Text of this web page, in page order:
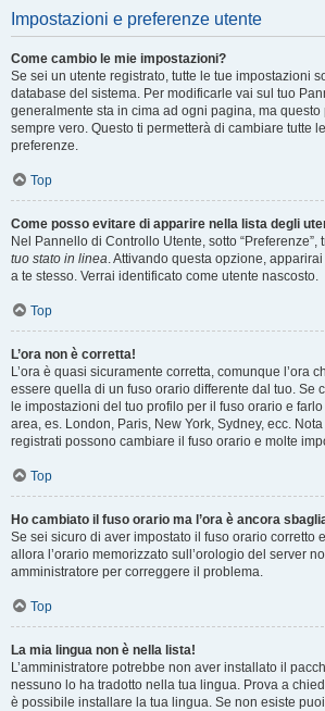
Impostazioni e preferenze utente
Come cambio le mie impostazioni?
Se sei un utente registrato, tutte le tue impostazioni
database del sistema. Per modificarle vai sul tuo
generalmente sta in cima ad ogni pagina, ma
sempre vero. Questo ti permetterà di cambiare tutte
preferenze.
Top
Come posso evitare di apparire nella lista degli
Nel Pannello di Controllo Utente, sotto “Preferenze”,
tuo stato in linea. Attivando questa opzione,
a te stesso. Verrai identificato come utente nascosto.
Top
L’ora non è corretta!
L’ora è quasi sicuramente corretta, comunque l’ora
essere quella di un fuso orario differente dal tuo. Se
le impostazioni del tuo profilo per il fuso orario e
area, es. London, Paris, New York, Sydney, ecc.
registrati possono cambiare il fuso orario e molte
Top
Ho cambiato il fuso orario ma l’ora è ancora
Se sei sicuro di aver impostato il fuso orario corretto
allora l’orario memorizzato sull’orologio del server
amministratore per correggere il problema.
Top
La mia lingua non è nella lista!
L’amministratore potrebbe non aver installato il
nessuno lo ha tradotto nella tua lingua. Prova a
è possibile installare la tua lingua. Se non esiste